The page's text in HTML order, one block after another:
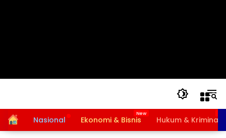
HomeNasional Ekonomi & Bisnis Hukum & Kriminal
Bansos PKH dan BPNT